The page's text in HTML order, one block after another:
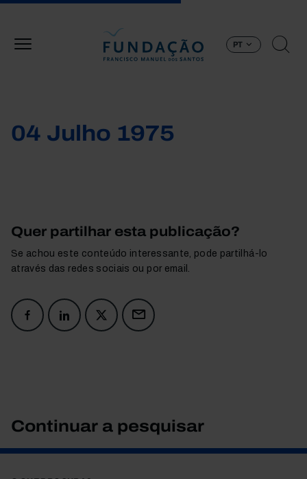
PT
04 Julho 1975
Quer partilhar esta publicação?
Se achou este conteúdo interessante, pode partilhá-lo
através das redes sociais ou por email.
Continuar a pesquisar